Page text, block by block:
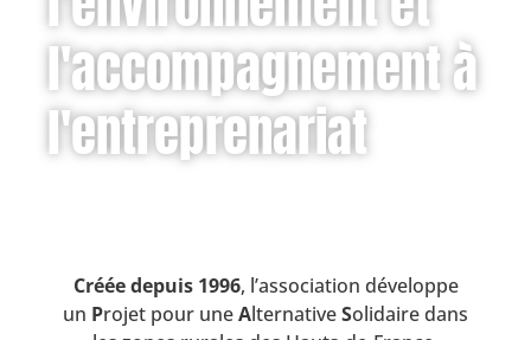
l'accompagnement à
l'entreprenariat
Créée depuis 1996, l’association développe
un Projet pour uneAlternativeSolidaire dans